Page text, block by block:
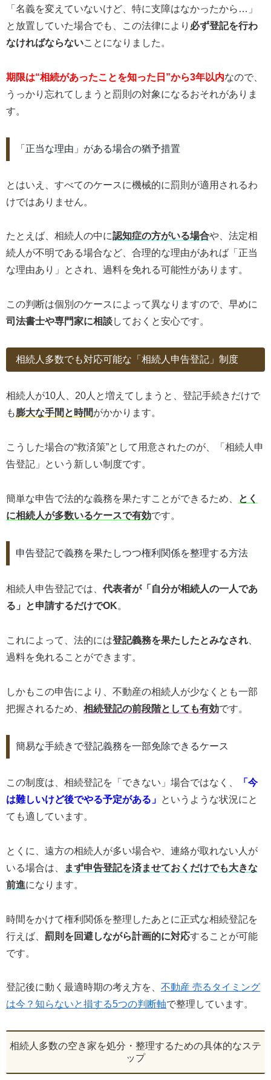
「名義を変えていないけど、特に支障はなかったから…」
と放置していた場合でも、この法律により 必ず登記を行わ
なければならないことになりました。
期限は“相続があったことを知った日”から3年以内なので、
うっかり忘れてしまうと罰則の対象になるおそれがありま
す。
「正当な理由」がある場合の猶予措置
とはいえ、すべてのケースに機械的に罰則が適用されるわ
けではありません。
たとえば、相続人の中に認知症の方がいる場合や、法定相
続人が不明である場合など、合理的な理由があれば「正当
な理由あり」とされ、過料を免れる可能性があります。
この判断は個別のケースによって異なりますので、早めに
司法書士や専門家に相談しておくと安心です。
相続人多数でも対応可能な「相続人申告登記」制度
相続人が10人、20人と増えてしまうと、登記手続きだけで
も膨大な手間と時間がかかります。
こうした場合の“救済策”として用意されたのが、「相続人申
告登記」という新しい制度です。
簡単な申告で法的な義務を果たすことができるため、
とく
に相続人が多数いるケースで有効です。
申告登記で義務を果たしつつ権利関係を整理する方法
相続人申告登記では、 代表者が「自分が相続人の一人であ
る」と申請するだけでOK。
これによって、法的には登記義務を果たしたとみなされ
過料を免れることができます。
しかもこの申告により、不動産の相続人が少なくとも一部
把握されるため、 相続登記の前段階としても有効です。
簡易な手続きで登記義務を一部免除できるケース
この制度は、相続登記を「できない」場合ではなく、
「今
は難しいけど後でやる予定がある」 というような状況にと
ても適しています。
とくに、遠方の相続人が多い場合や、連絡が取れない人が
いる場合は、
まず申告登記を済ませておくだけでも大きな
前進になります。
時間をかけて権利関係を整理したあとに正式な相続登記を
行えば、 罰則を回避しながら計画的に対応することが可能
です。
登記後に動く最適時期の考え方を、 不動産 売るタイミング
は今？知らないと損する5つの判断軸で整理しています。
相続人多数の空き家を処分・整理するための具体的なステ
ップ